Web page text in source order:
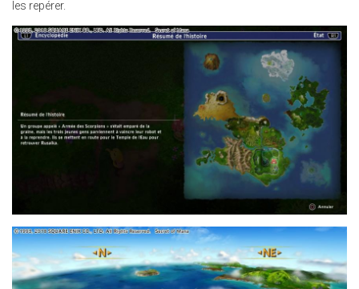
les repérer.
30.JPG
24.JPG